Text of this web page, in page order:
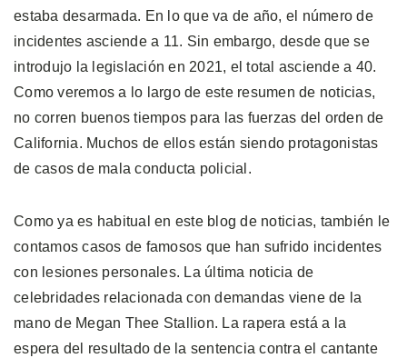
estaba desarmada. En lo que va de año, el número de
incidentes asciende a 11. Sin embargo, desde que se
introdujo la legislación en 2021, el total asciende a 40.
Como veremos a lo largo de este resumen de noticias,
no corren buenos tiempos para las fuerzas del orden de
California. Muchos de ellos están siendo protagonistas
de casos de mala conducta policial.
Como ya es habitual en este blog de noticias, también le
contamos casos de famosos que han sufrido incidentes
con lesiones personales. La última noticia de
celebridades relacionada con demandas viene de la
mano de Megan Thee Stallion. La rapera está a la
espera del resultado de la sentencia contra el cantante